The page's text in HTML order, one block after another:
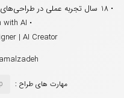
• 18 سال تجربه عملی در طراحی‌های مذهبی، هویت بصری و پروژه‌های تبلیغاتی
• Graphic Design with AI
| AI Creator
مهارت های طراح :